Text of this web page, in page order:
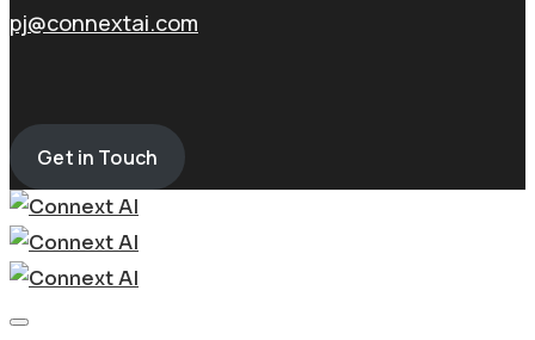
pj@connextai.com
Get in Touch